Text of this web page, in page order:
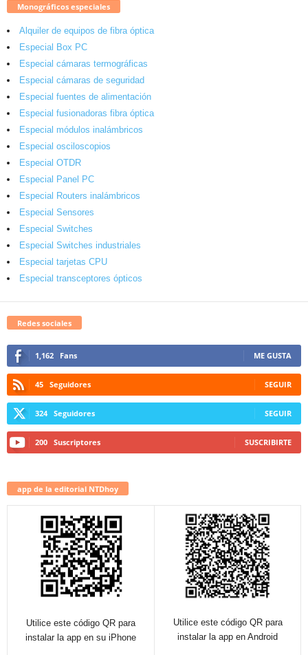
Monográficos especiales
Alquiler de equipos de fibra óptica
Especial Box PC
Especial cámaras termográficas
Especial cámaras de seguridad
Especial fuentes de alimentación
Especial fusionadoras fibra óptica
Especial módulos inalámbricos
Especial osciloscopios
Especial OTDR
Especial Panel PC
Especial Routers inalámbricos
Especial Sensores
Especial Switches
Especial Switches industriales
Especial tarjetas CPU
Especial transceptores ópticos
Redes sociales
1,162 Fans ME GUSTA
45 Seguidores SEGUIR
324 Seguidores SEGUIR
200 Suscriptores SUSCRIBIRTE
app de la editorial NTDhoy
Utilice este código QR para
instalar la app en su iPhone
Utilice este código QR para
instalar la app en Android